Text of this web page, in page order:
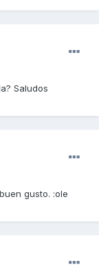
Saludos
gusto. :ole